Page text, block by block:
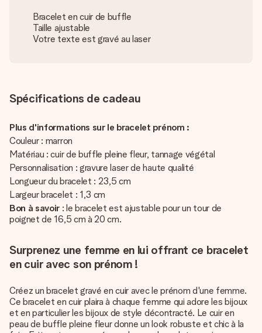
Bracelet en cuir de buffle
Taille ajustable
Votre texte est gravé au laser
Spécifications de cadeau
Plus d'informations sur le bracelet prénom :
Couleur : marron
Matériau : cuir de buffle pleine fleur, tannage végétal
Personnalisation : gravure laser de haute qualité
Longueur du bracelet : 23,5 cm
Largeur bracelet : 1,3 cm
Bon à savoir : le bracelet est ajustable pour un tour de
poignet de 16,5 cm à 20 cm.
Surprenez une femme en lui offrant ce bracelet
en cuir avec son prénom !
Créez un bracelet gravé en cuir avec le prénom d'une femme.
Ce bracelet en cuir plaira à chaque femme qui adore les bijoux
et en particulier les bijoux de style décontracté. Le cuir en
peau de buffle pleine fleur donne un look robuste et chic à la